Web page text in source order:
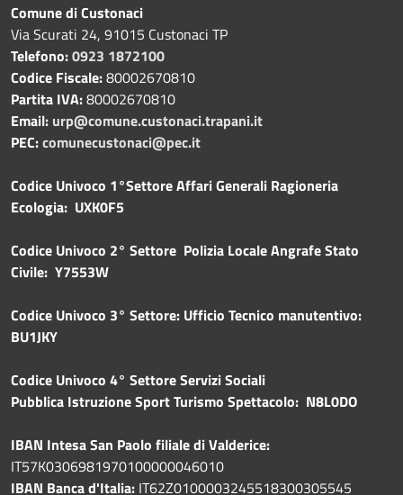
Comune di Custonaci
Via Scurati 24, 91015 Custonaci TP
Telefono:0923 1872100
Codice Fiscale:80002670810
Partita IVA:80002670810
Email: urp@comune.custonaci.trapani.it
PEC:comunecustonaci@pec.it
Codice Univoco 1°Settore Affari Generali Ragioneria
Ecologia: UXK0F5
Codice Univoco 2° Settore Polizia Locale Angrafe Stato
Civile: Y7553W
Codice Univoco 3° Settore: Ufficio Tecnico manutentivo:
BU1JKY
Codice Univoco 4° Settore Servizi Sociali
Pubblica Istruzione Sport Turismo Spettacolo: N8L0DO
IBAN Intesa San Paolo filiale di Valderice:
IT57K0306981970100000046010
IBAN Banca d'Italia: IT62Z0100003245518300305545